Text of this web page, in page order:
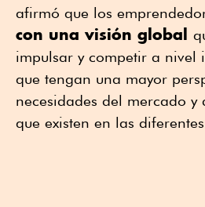
afirmó que los
con una visión global
impulsar y competir a nivel
que tengan una mayor
necesidades del mercado y
que existen en las